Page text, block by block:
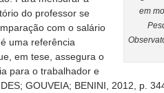
em
do professor se
com o salário
uma referência
em tese, assegura o
para o trabalhador e
GOUVEIA; BENINI, 2012, p.